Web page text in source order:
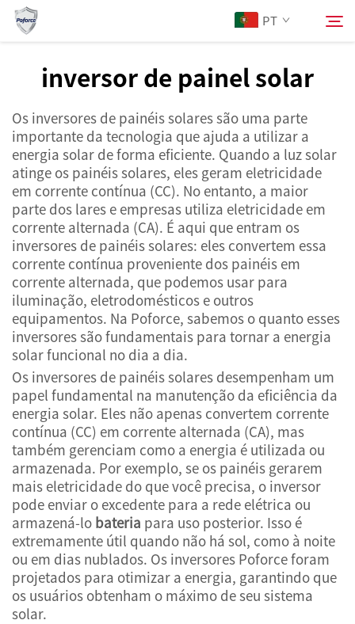
PT
Produtos
Serviços
Notícias
Contacte-nos
Pesquisar
inversor de painel solar
Os inversores de painéis solares são uma parte
importante da tecnologia que ajuda a utilizar a
energia solar de forma eficiente. Quando a luz solar
atinge os painéis solares, eles geram eletricidade
em corrente contínua (CC). No entanto, a maior
parte dos lares e empresas utiliza eletricidade em
corrente alternada (CA). É aqui que entram os
inversores de painéis solares: eles convertem essa
corrente contínua proveniente dos painéis em
corrente alternada, que podemos usar para
iluminação, eletrodomésticos e outros
equipamentos. Na Poforce, sabemos o quanto esses
inversores são fundamentais para tornar a energia
solar funcional no dia a dia.
Os inversores de painéis solares desempenham um
papel fundamental na manutenção da eficiência da
energia solar. Eles não apenas convertem corrente
contínua (CC) em corrente alternada (CA), mas
também gerenciam como a energia é utilizada ou
armazenada. Por exemplo, se os painéis gerarem
mais eletricidade do que você precisa, o inversor
pode enviar o excedente para a rede elétrica ou
armazená-lo bateria para uso posterior. Isso é
extremamente útil quando não há sol, como à noite
ou em dias nublados. Os inversores Poforce foram
projetados para otimizar a energia, garantindo que
os usuários obtenham o máximo de seu sistema
solar.